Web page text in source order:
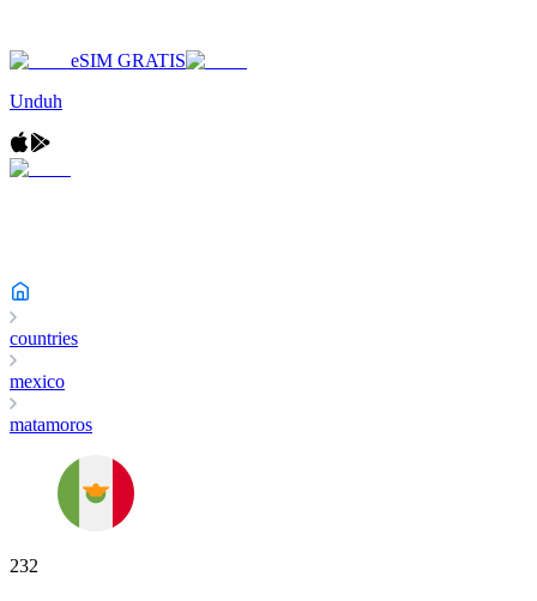
eSIM GRATIS
Unduh
countries
mexico
matamoros
232